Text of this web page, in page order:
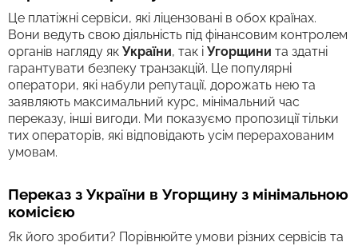
Це платіжні сервіси, які ліцензовані в обох країнах.
Вони ведуть свою діяльність під фінансовим контролем
органів нагляду як України, так і Угорщини та здатні
гарантувати безпеку транзакцій. Це популярні
оператори, які набули репутації, дорожать нею та
заявляють максимальний курс, мінімальний час
переказу, інші вигоди. Ми показуємо пропозиції тільки
тих операторів, які відповідають усім перерахованим
умовам.
Переказ з України в Угорщину з мінімальною
комісією
Як його зробити? Порівнюйте умови різних сервісів та